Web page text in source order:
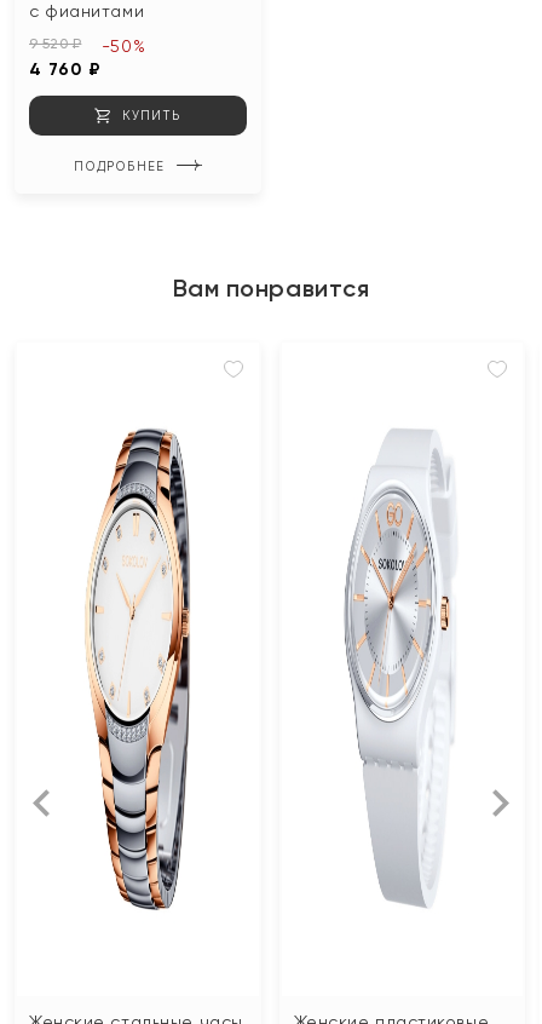
с фианитами
9 520 ₽
4 760 ₽
-50%
КУПИТЬ
ПОДРОБНЕЕ
Вам понравится